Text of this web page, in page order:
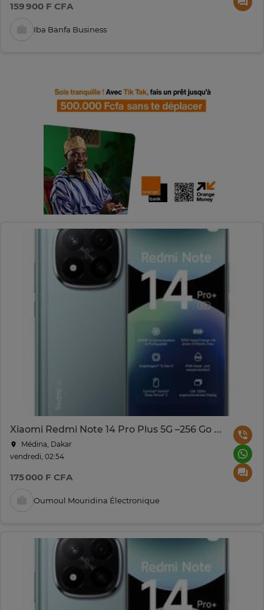
159 900 F CFA
Iba Banfa Business
Xiaomi Redmi Note 14 Pro Plus 5G –256 Go RAM – 12 Go
Médina, Dakar
vendredi, 02:54
175 000 F CFA
Oumoul Mouridina Électronique